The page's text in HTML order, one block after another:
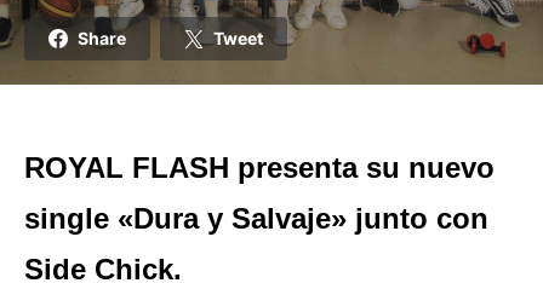
Share Tweet
ROYAL FLASH presenta su nuevo
single «Dura y Salvaje» junto con
Side Chick.